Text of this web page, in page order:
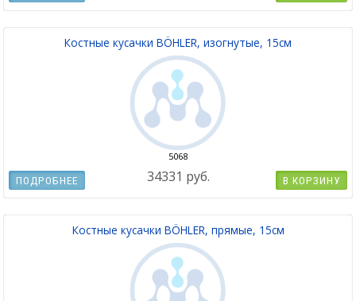
Костные кусачки BÖHLER, изогнутые, 15см
5068
34331 руб. В КОРЗИНУ
ПОДРОБНЕЕ
Костные кусачки BÖHLER, прямые, 15см